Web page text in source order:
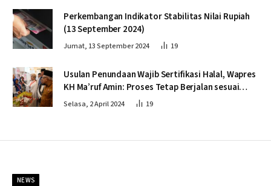
Perkembangan Indikator Stabilitas Nilai Rupiah
(13 September 2024)
Jumat, 13 September 2024 19
Usulan Penundaan Wajib Sertifikasi Halal, Wapres
KH Ma’ruf Amin: Proses Tetap Berjalan sesuai
Penahapan
Selasa, 2 April 2024 19
NEWS